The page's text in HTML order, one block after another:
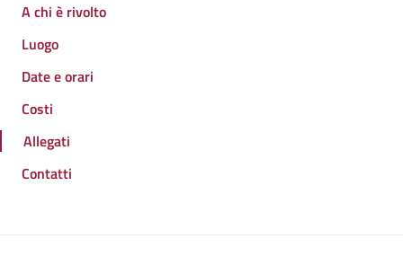
A chi è rivolto
Luogo
Date e orari
Costi
Allegati
Contatti